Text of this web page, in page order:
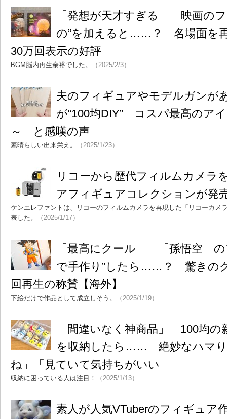
「発想が天才すぎる」 映画の
の”を加えると……？ 名場面を
30万回表示の好評
BGM脳内再生余裕でした。 （2025/2/3）
夫のフィギュアやモデルガンが
が“100均DIY” コスパ最高のア
～」と感嘆の声
素晴らしい出来栄え。 （2025/1/23）
リコーから歴代フィルムカメラ
アフィギュアコレクションが発
ケンエレファントは、リコーのフィルムカメラを再現した「リコーカメ
表した。
（2025/1/17）
「最高にクール」 「孫悟空」
で手作り”したら……？ 驚きの
回再生の称賛【海外】
下絵だけで作品として成立しそう。 （2025/1/19）
「間違いなく神商品」 100均の
を収納したら…… 絶妙なハマり
ね」「見ていて気持ちがいい」
収納に困っている人は注目！ （2025/1/13）
素人が人気VTuberのフィギュア